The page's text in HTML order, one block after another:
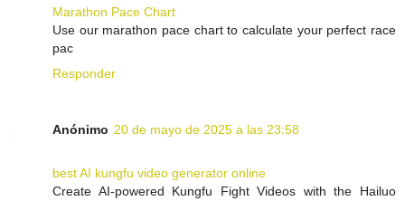
Marathon Pace Chart
Use our marathon pace chart to calculate your perfect race
pac
Responder
Anónimo 20 de mayo de 2025 a las 23:58
best AI kungfu video generator online
Create AI-powered Kungfu Fight Videos with the Hailuo